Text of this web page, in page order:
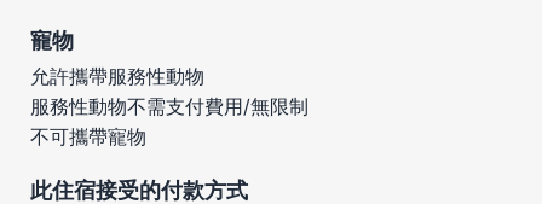
寵物
允許攜帶服務性動物
服務性動物不需支付費用/無限制
不可攜帶寵物
此住宿接受的付款方式